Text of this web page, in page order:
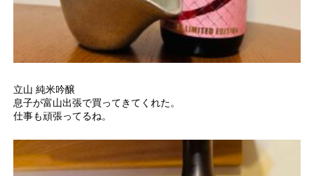
立山 純米吟醸
息子が富山出張で買ってきてくれた。
仕事も頑張ってるね。